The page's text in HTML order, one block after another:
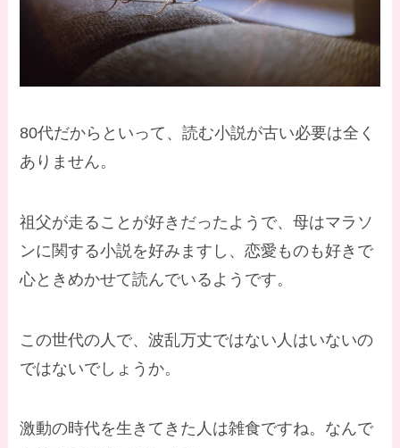
80代だからといって、読む小説が古い必要は全く
ありません。
祖父が走ることが好きだったようで、母はマラソ
ンに関する小説を好みますし、恋愛ものも好きで
心ときめかせて読んでいるようです。
この世代の人で、波乱万丈ではない人はいないの
ではないでしょうか。
激動の時代を生きてきた人は雑食ですね。なんで